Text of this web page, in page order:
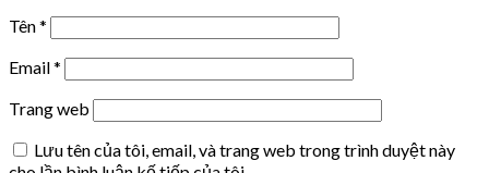
Tên*
Email*
Trang web
Lưu tên của tôi, email, và trang web trong trình duyệt này